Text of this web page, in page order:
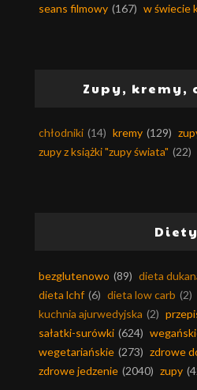
seans filmowy (167) w świecie
Zupy, kremy,
chłodniki (14) kremy (129)
zupy z książki "zupy świata" (22)
Diety
bezglutenowo (89) dieta
dieta lchf (6) dieta low carb (2)
kuchnia ajurwedyjska (2)
sałatki-surówki (624)
wegetariańskie (273) zdrowe
zdrowe jedzenie (2040) zupy